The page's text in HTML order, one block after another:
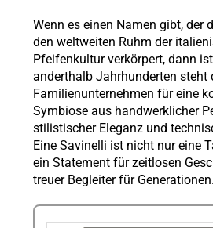
Wenn es einen Namen gibt, der
den weltweiten Ruhm der
Pfeifenkultur verkörpert, dann
anderthalb Jahrhunderten steht
Familienunternehmen für eine
Symbiose aus handwerklicher
stilistischer Eleganz und
Eine Savinelli ist nicht nur eine
ein Statement für zeitlosen
treuer Begleiter für Generationen.